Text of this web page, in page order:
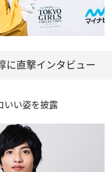
に直撃インタビュー
いい姿を披露